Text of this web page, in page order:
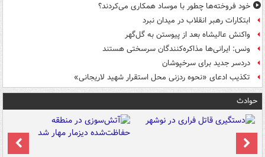
خود فروخته‌ها چطور با موساد همکاری می‌کردند؟
ابتکارات رهبر انقلاب در میدان نبرد
واکنش عالیشاه بعد از پیوستن به گل‌گهر
ونس: ایرانی‌ها مذاکره‌کنندگان سرسختی هستند
دردسر جدید برای سرخپوشان
تکذیب ادعای «نحوه ردزنی محل استقرار شهید لاریجانی»
حوادث